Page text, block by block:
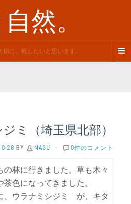
然。
に、残したいと思います。
ミ（埼玉県北部）
28 BY NAGU · 0件のコメント
林に行きました。草も木々
色になってきました。
、ウラナミシジミ が、キタ